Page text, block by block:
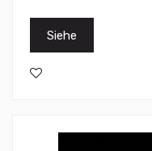
Siehe